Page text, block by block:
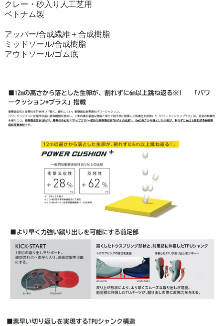
クレー・砂入り人工芝用
ベトナム製
アッパー/合成繊維＋合成樹脂
ミッドソール/合成樹脂
アウトソール/ゴム底